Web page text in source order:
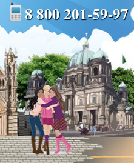
8 800 201-59-97